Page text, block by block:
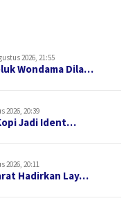
2026, 21:55
Wondama Dila…
2026, 20:39
Jadi Ident…
2026, 20:11
Hadirkan Lay…